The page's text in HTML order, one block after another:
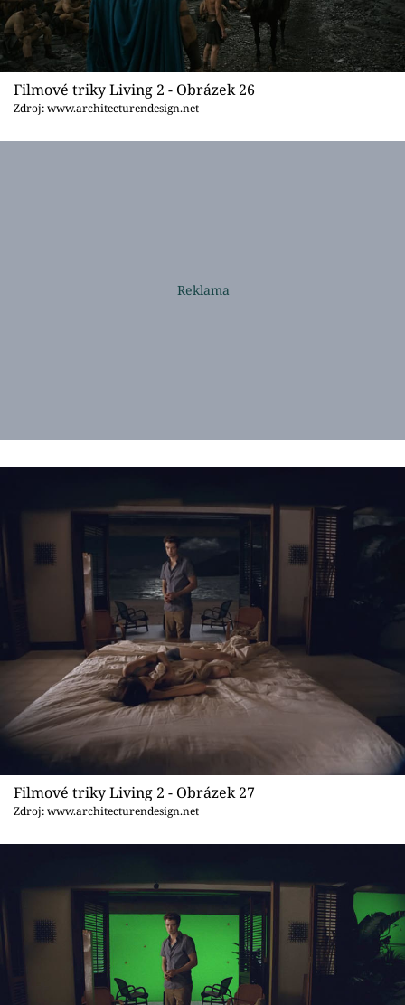
Filmové triky Living 2 - Obrázek 26
Zdroj: www.architecturendesign.net
Filmové triky Living 2 - Obrázek 27
Zdroj: www.architecturendesign.net